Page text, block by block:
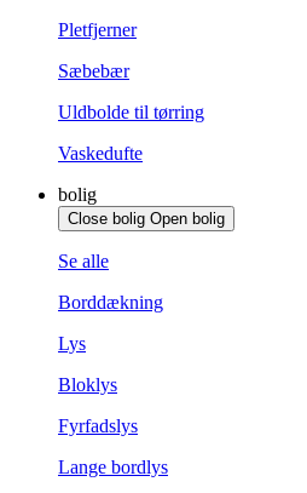
Pletfjerner
Sæbebær
Uldbolde til tørring
Vaskedufte
bolig
Close bolig Open bolig
Se alle
Borddækning
Lys
Bloklys
Fyrfadslys
Lange bordlys